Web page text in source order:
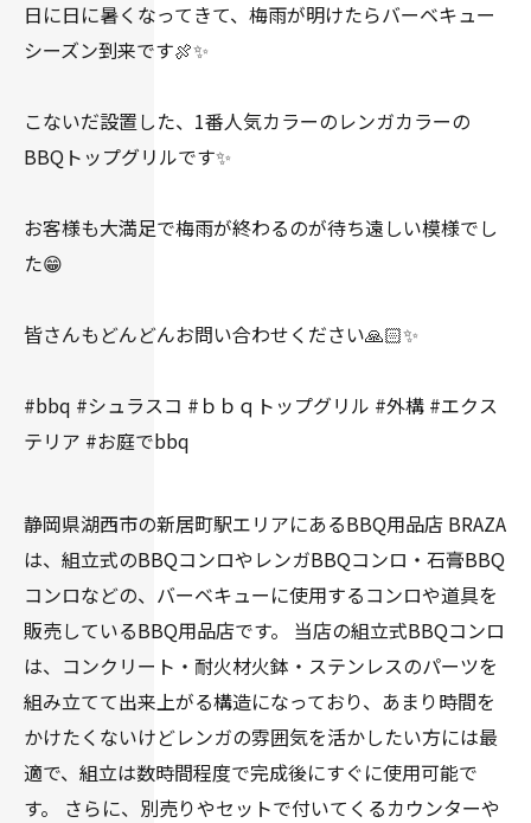
日に日に暑くなってきて、梅雨が明けたらバーベキュー
シーズン到来です🍖✨
こないだ設置した、1番人気カラーのレンガカラーの
BBQトップグリルです✨
お客様も大満足で梅雨が終わるのが待ち遠しい模様でし
た😁
皆さんもどんどんお問い合わせください🙏🏻✨
#bbq #シュラスコ #ｂｂｑトップグリル #外構 #エクス
テリア #お庭でbbq
静岡県湖西市の新居町駅エリアにあるBBQ用品店 BRAZA
は、組立式のBBQコンロやレンガBBQコンロ・石膏BBQ
コンロなどの、バーベキューに使用するコンロや道具を
販売しているBBQ用品店です。 当店の組立式BBQコンロ
は、コンクリート・耐火材火鉢・ステンレスのパーツを
組み立てて出来上がる構造になっており、あまり時間を
かけたくないけどレンガの雰囲気を活かしたい方には最
適で、組立は数時間程度で完成後にすぐに使用可能で
す。 さらに、別売りやセットで付いてくるカウンターや